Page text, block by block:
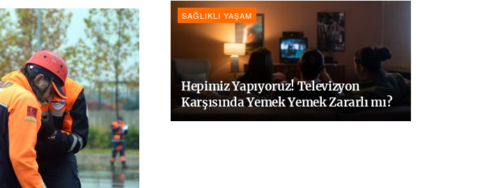
SAĞLIKLI YAŞAM
Hepimiz Yapıyoruz! Televizyon
Karşısında Yemek Yemek Zararlı mı?